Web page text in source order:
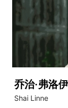
乔治·弗洛
Shai Linne